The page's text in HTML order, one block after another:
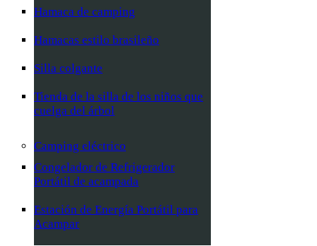
Hamaca de camping
Hamacas estilo brasileño
Silla colgante
Tienda de la silla de los niños que
cuelga del árbol
Camping eléctrico
Congelador de Refrigerador
Portátil de acampada
Estación de Energía Portátil para
Acampar